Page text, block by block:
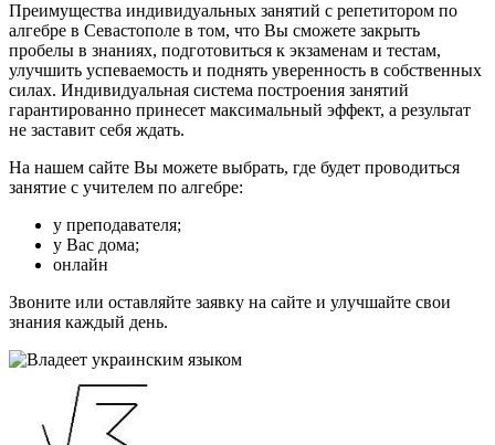
Преимущества индивидуальных занятий с репетитором по
алгебре в Севастополе в том, что Вы сможете закрыть
пробелы в знаниях, подготовиться к экзаменам и тестам,
улучшить успеваемость и поднять уверенность в собственных
силах. Индивидуальная система построения занятий
гарантированно принесет максимальный эффект, а результат
не заставит себя ждать.
На нашем сайте Вы можете выбрать, где будет проводиться
занятие с учителем по алгебре:
у преподавателя;
у Вас дома;
онлайн
Звоните или оставляйте заявку на сайте и улучшайте свои
знания каждый день.